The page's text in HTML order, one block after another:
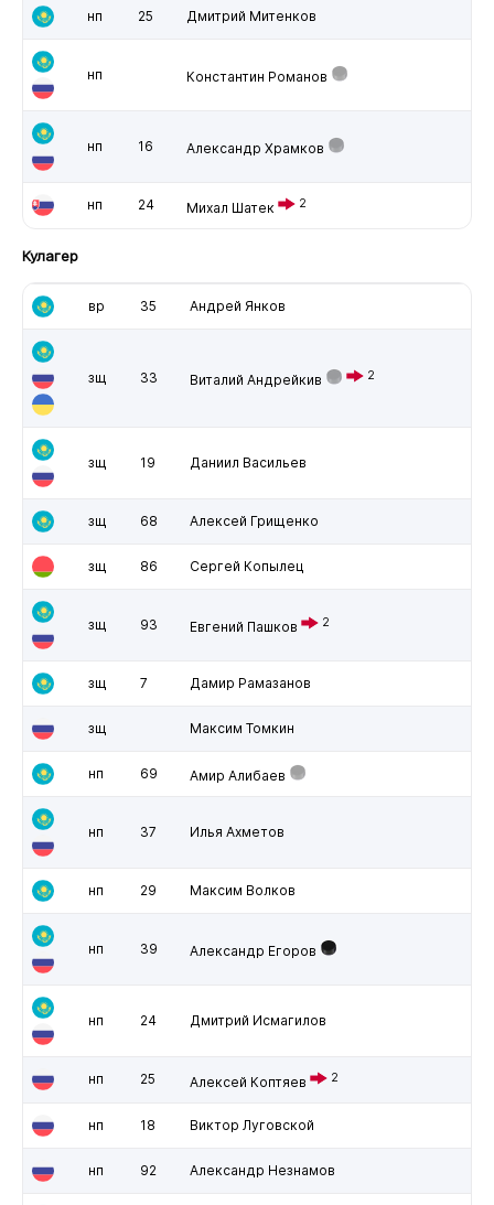
нп 25 Дмитрий Митенков
нп Константин Романов
нп 16 Александр Храмков
нп 24 Михал Шатек 2
Кулагер
вр 35 Андрей Янков
зщ 33 Виталий Андрейкив 2
зщ 19 Даниил Васильев
зщ 68 Алексей Грищенко
зщ 86 Сергей Копылец
зщ 93 Евгений Пашков 2
зщ 7 Дамир Рамазанов
зщ Максим Томкин
нп 69 Амир Алибаев
нп 37 Илья Ахметов
нп 29 Максим Волков
нп 39 Александр Егоров
нп 24 Дмитрий Исмагилов
нп 25 Алексей Коптяев 2
нп 18 Виктор Луговской
нп 92 Александр Незнамов